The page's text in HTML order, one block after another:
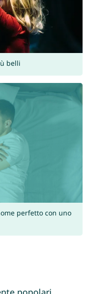
belli
perfetto con uno